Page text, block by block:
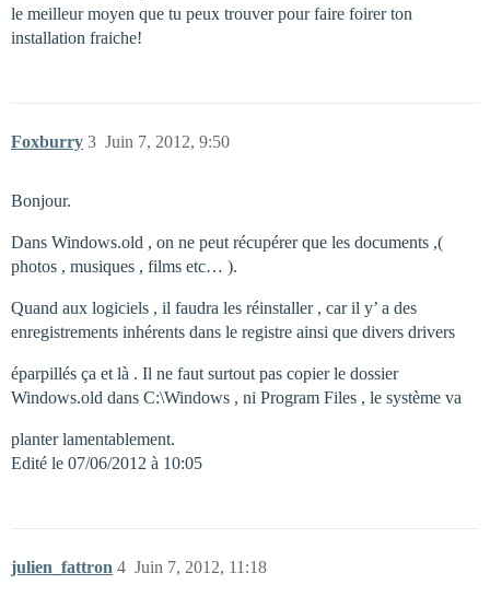
le meilleur moyen que tu peux trouver pour faire foirer ton
installation fraiche!
Foxburry Juin 7, 2012, 9:50
3
Bonjour.
Dans Windows.old , on ne peut récupérer que les documents ,(
photos , musiques , films etc… ).
Quand aux logiciels , il faudra les réinstaller , car il y’ a des
enregistrements inhérents dans le registre ainsi que divers drivers
éparpillés ça et là . Il ne faut surtout pas copier le dossier
Windows.old dans C:\Windows , ni Program Files , le système va
planter lamentablement.
Edité le 07/06/2012 à 10:05
julien_fattron Juin 7, 2012, 11:18
4